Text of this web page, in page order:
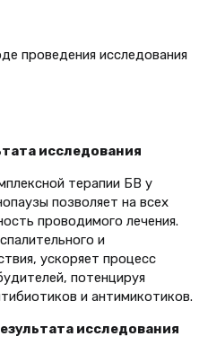
проведения исследования
исследования
терапии БВ у
позволяет на всех
проводимого лечения.
и
ускоряет процесс
потенцируя
и антимикотиков.
исследования